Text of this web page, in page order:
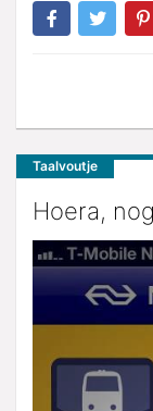
Taalvoutje
Hoera,